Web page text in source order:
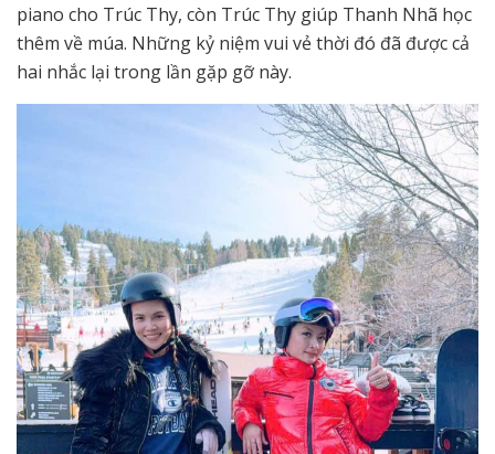
piano cho Trúc Thy, còn Trúc Thy giúp Thanh Nhã học
thêm về múa. Những kỷ niệm vui vẻ thời đó đã được cả
hai nhắc lại trong lần gặp gỡ này.